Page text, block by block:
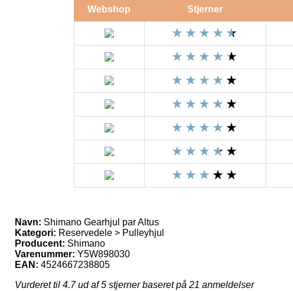
Webshop Stjerner
Navn: Shimano Gearhjul par Altus
Kategori: Reservedele > Pulleyhjul
Producent: Shimano
Varenummer: Y5W898030
EAN: 4524667238805
Vurderet til 4.7ud af 5 stjerner baseret på 21 anmeldelser